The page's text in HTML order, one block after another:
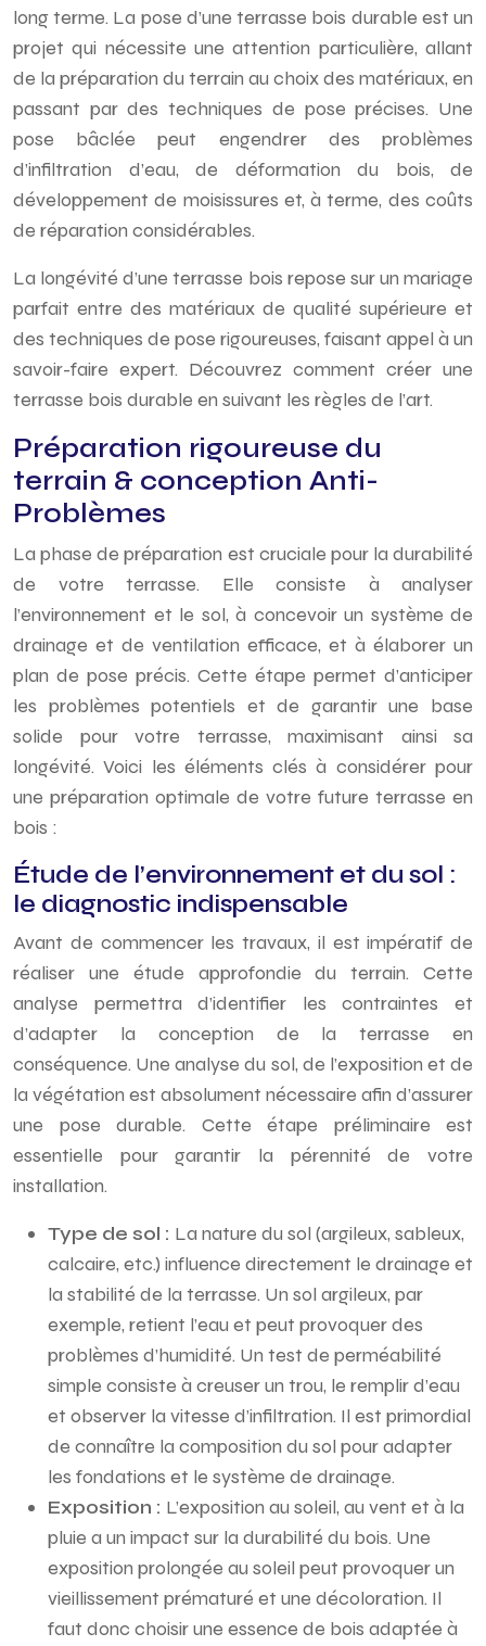
long terme. La pose d’une terrasse bois durable est un
projet qui nécessite une attention particulière, allant
de la préparation du terrain au choix des matériaux, en
passant par des techniques de pose précises. Une
pose bâclée peut engendrer des problèmes
d’infiltration d’eau, de déformation du bois, de
développement de moisissures et, à terme, des coûts
de réparation considérables.
La longévité d’une terrasse bois repose sur un mariage
parfait entre des matériaux de qualité supérieure et
des techniques de pose rigoureuses, faisant appel à un
savoir-faire expert. Découvrez comment créer une
terrasse bois durable en suivant les règles de l’art.
Préparation rigoureuse du
terrain & conception Anti-
Problèmes
La phase de préparation est cruciale pour la durabilité
de votre terrasse. Elle consiste à analyser
l’environnement et le sol, à concevoir un système de
drainage et de ventilation efficace, et à élaborer un
plan de pose précis. Cette étape permet d’anticiper
les problèmes potentiels et de garantir une base
solide pour votre terrasse, maximisant ainsi sa
longévité. Voici les éléments clés à considérer pour
une préparation optimale de votre future terrasse en
bois :
Étude de l’environnement et du sol :
le diagnostic indispensable
Avant de commencer les travaux, il est impératif de
réaliser une étude approfondie du terrain. Cette
analyse permettra d’identifier les contraintes et
d’adapter la conception de la terrasse en
conséquence. Une analyse du sol, de l’exposition et de
la végétation est absolument nécessaire afin d’assurer
une pose durable. Cette étape préliminaire est
essentielle pour garantir la pérennité de votre
installation.
Type de sol : La nature du sol (argileux, sableux,
calcaire, etc.) influence directement le drainage et
la stabilité de la terrasse. Un sol argileux, par
exemple, retient l’eau et peut provoquer des
problèmes d’humidité. Un test de perméabilité
simple consiste à creuser un trou, le remplir d’eau
et observer la vitesse d’infiltration. Il est primordial
de connaître la composition du sol pour adapter
les fondations et le système de drainage.
Exposition : L’exposition au soleil, au vent et à la
pluie a un impact sur la durabilité du bois. Une
exposition prolongée au soleil peut provoquer un
vieillissement prématuré et une décoloration. Il
faut donc choisir une essence de bois adaptée à